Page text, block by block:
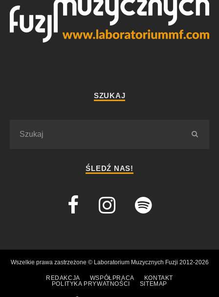
SZUKAJ
ŚLEDŹ NAS!
Wszelkie prawa zastrzeżone © Laboratorium Muzycznych Fuzji 2012-2026
REDAKCJA WSPÓŁPRACA
KONTAKT
POLITYKA PRYWATNOŚCI
SITEMAP